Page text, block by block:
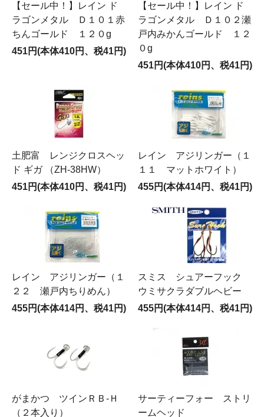
【セール中！】レイン ド
ラゴンメタル Ｄ１０１赤
ちんゴールド １２０g
451円(本体410円、税41円)
【セール中！】レイン ド
ラゴンメタル Ｄ１０２瀬
戸内みかんゴールド １２
０g
451円(本体410円、税41円)
土肥富 レンジクロスヘッ
ド ギガ （ZH-38HW）
451円(本体410円、税41円)
レイン アジリンガー（１
１１ マットホワイト）
455円(本体414円、税41円)
レイン アジリンガー（１
２２ 瀬戸内ちりめん）
455円(本体414円、税41円)
スミス シュアーフック
ウミサクラダブルヘビー
455円(本体414円、税41円)
がまかつ ツインＲＢ‐Ｈ
（２本入り）
サーティーフォー ストリ
ームヘッド